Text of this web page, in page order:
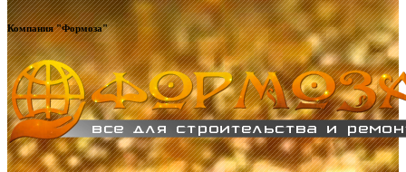
Компания "Формоза"